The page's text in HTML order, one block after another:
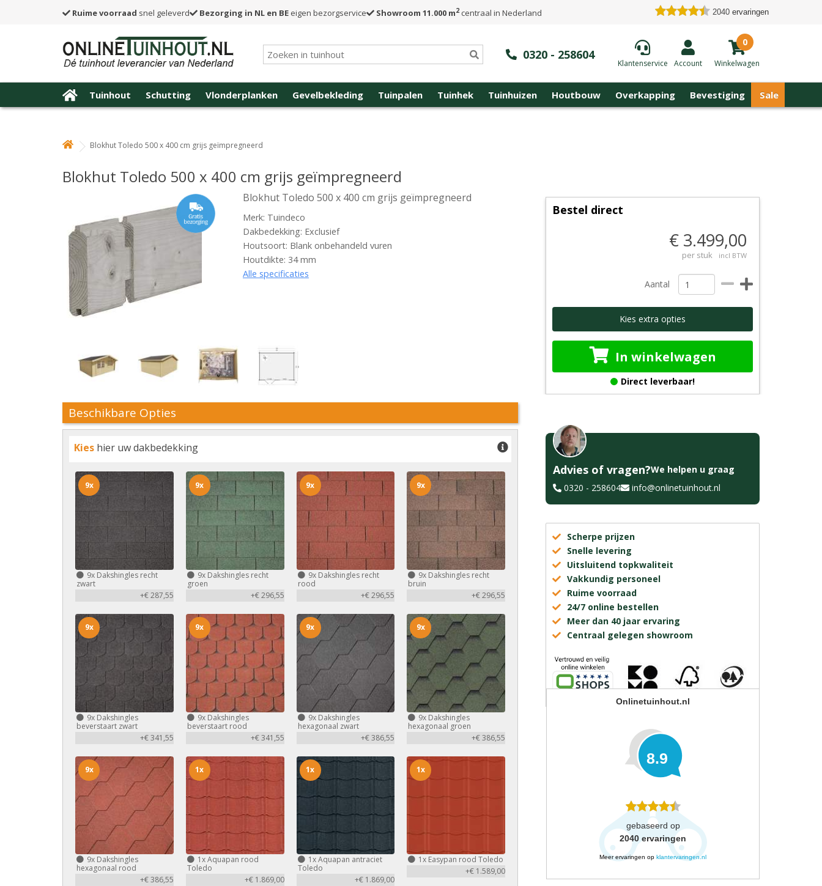
Ruime voorraad snel geleverd Bezorging in NL en BE eigen bezorgservice Showroom 11.000 m2centraal in Nederland 2040 ervaringen
0320 - 258604
Klantenservice Account
0
Winkelwagen
Tuinhout Schutting Vlonderplanken Gevelbekleding Tuinpalen Tuinhek Tuinhuizen Houtbouw Overkapping Bevestiging Sale
Blokhut Toledo 500 x 400 cm grijs geïmpregneerd
Blokhut Toledo 500 x 400 cm grijs geïmpregneerd
Blokhut Toledo 500 x 400 cm grijs geïmpregneerd
Merk: Tuindeco
Dakbedekking: Exclusief
Houtsoort: Blank onbehandeld vuren
Houtdikte: 34 mm
Alle specificaties
Beschikbare Opties
Kies hier uw dakbedekking
9x Dakshingles recht
zwart
+€ 287,55
9x
9xDakshingles recht
groen
+€ 296,55
9x
9xDakshingles recht
rood
+€ 296,55
9x
9x Dakshingles recht
bruin
+€ 296,55
9x
9x Dakshingles
beverstaart zwart
+€ 341,55
9x
9xDakshingles
beverstaart rood
+€ 341,55
9x
9xDakshingles
hexagonaal zwart
+€ 386,55
9x
9x Dakshingles
hexagonaal groen
+€ 386,55
9x
9x Dakshingles
hexagonaal rood
+€ 386,55
9x
1xAquapan rood
Toledo
+€ 1.869,00
1x
1xAquapan antraciet
Toledo
+€ 1.869,00
1x
1x Easypan rood Toledo
+€ 1.589,00
1x
Bestel direct
€ 3.499,00
per stuk incl BTW
Aantal
Kies extra opties
In winkelwagen
Direct leverbaar!
Advies of vragen?We helpen u graag
0320 - 258604
info@onlinetuinhout.nl
Scherpe prijzen
Snelle levering
Uitsluitend topkwaliteit
Vakkundig personeel
Ruime voorraad
24/7 online bestellen
Meer dan 40 jaar ervaring
Centraal gelegen showroom
Onlinetuinhout.nl
8.9
gebaseerd op
2040 ervaringen
Meer ervaringen op klantervaringen.nl